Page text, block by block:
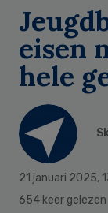
eisen
hele
21 januari 2025,
654 keer gelezen